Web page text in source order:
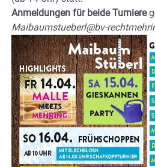
Anmeldungen für beide Turniere
Maibaumstueberl@bv-